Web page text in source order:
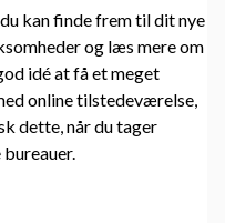
kan finde frem til dit nye
og læs mere om
idé at få et meget
online tilstedeværelse,
dette, når du tager